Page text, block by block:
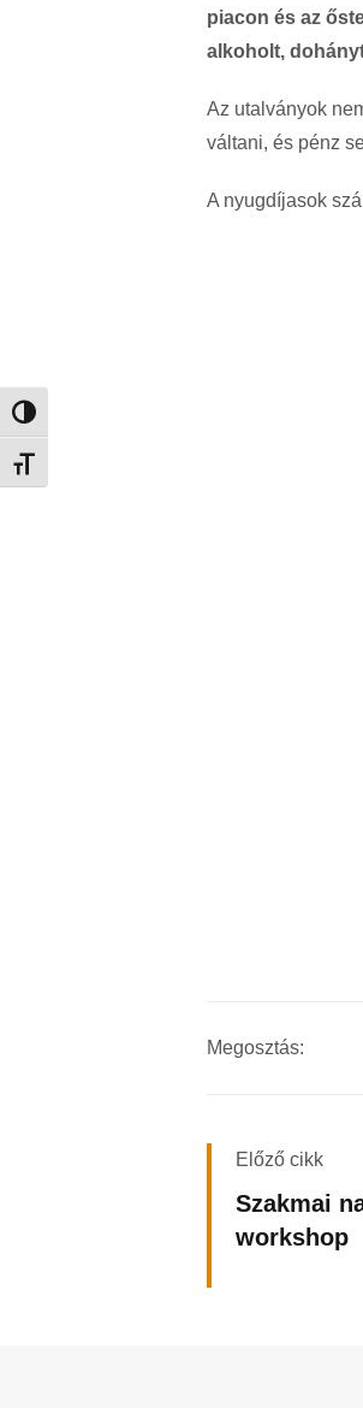
Nagy kontraszt váltása
Betűméret váltása
piacon és az
alkoholt,
Az utalványok
váltani, és pénz
A nyugdíjasok
Megosztás:
Előző cikk
Szakmai
workshop